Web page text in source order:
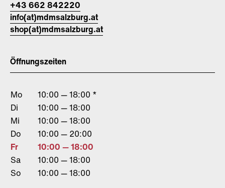
+43 662 842220
info(at)mdmsalzburg.at
shop(at)mdmsalzburg.at
Öffnungszeiten
Mo
10:00 — 18:00 *
Di
10:00 — 18:00
Mi
10:00 — 18:00
Do
10:00 — 20:00
Fr
10:00 — 18:00
Sa
10:00 — 18:00
So
10:00 — 18:00